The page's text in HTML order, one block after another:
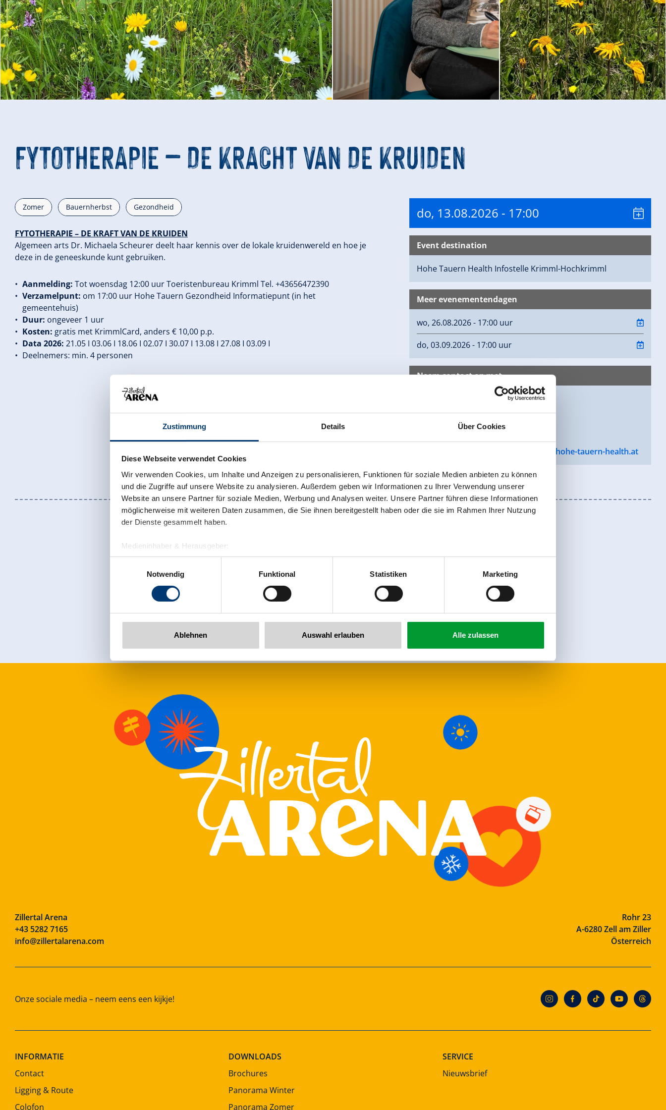
Zustimmung Details Über Cookies
Diese Webseite verwendet Cookies
Wir verwenden Cookies, um Inhalte und Anzeigen zu personalisieren, Funktionen für soziale Medien anbieten zu können
und die Zugriffe auf unsere Website zu analysieren. Außerdem geben wir Informationen zu Ihrer Verwendung unserer
Website an unsere Partner für soziale Medien, Werbung und Analysen weiter. Unsere Partner führen diese Informationen
möglicherweise mit weiteren Daten zusammen, die Sie ihnen bereitgestellt haben oder die sie im Rahmen Ihrer Nutzung
der Dienste gesammelt haben.
Medieninhaber & Herausgeber:
Zeller Bergbahnen Zillertal GmbH & Co KG
Rohr 23// A-6280 Zell am Ziller
www.zillertalarena.com
Notwendig
Funktional Statistiken Marketing
Ablehnen Auswahl erlauben Alle zulassen
FYTOTHERAPIE – DE KRACHT VAN DE KRUIDEN
Zomer Bauernherbst Gezondheid
FYTOTHERAPIE – DE KRAFT VAN DE KRUIDEN
Algemeen arts Dr. Michaela Scheurer deelt haar kennis over de lokale kruidenwereld en hoe je
deze in de geneeskunde kunt gebruiken.
Aanmelding: Tot woensdag 12:00 uur Toeristenbureau Krimml Tel. +43656472390
Verzamelpunt: om 17:00 uur Hohe Tauern Gezondheid Informatiepunt (in het
gemeentehuis)
Duur: ongeveer 1 uur
Kosten: gratis met KrimmlCard, anders € 10,00 p.p.
Data 2026: 21.05 I 03.06 I 18.06 I 02.07 I 30.07 I 13.08 I 27.08 I 03.09 I
Deelnemers: min. 4 personen
do, 13.08.2026 - 17:00
Event destination
Hohe Tauern Health Infostelle Krimml-Hochkrimml
Meer evenementendagen
wo, 26.08.2026 - 17:00 uur
do, 03.09.2026 - 17:00 uur
Neem contact op met
Hohe Tauern Health
Oberkrimml 37
5743 Krimml
+43 6564 72020
www.hohe-tauern-health.at
Terug naar het overzicht
Meld u nu aan voor de nieuwsbrief! Registreer
Zillertal Arena
+43 5282 7165
info@zillertalarena.com
Rohr 23
A-6280 Zell am Ziller
Österreich
Onze sociale media – neem eens een kijkje!
INFORMATIE
Contact
Ligging & Route
Colofon
DOWNLOADS
Brochures
Panorama Winter
Panorama Zomer
SERVICE
Nieuwsbrief